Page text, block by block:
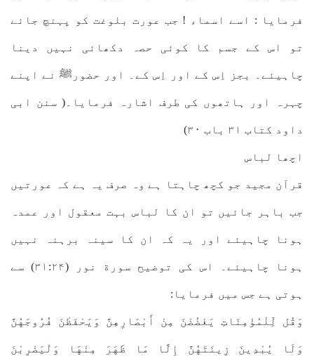
فرمایا : اسے اسماء ! جب عورت بلوغت کو پہنچ جائے
تو اس کے جسم کا کوئی حصہ دکھائی نہیں دینا
چاہیئے۔ بجز اِس کے اور اِس کے۔ اور حضورﷺ نے اپنے
چہرہ اور ہاتھوں کی طرف اشارہ فرمایا۔( سنن ابی
داود کتاب ۳۱ باب ۳۰)
اچھا لباس
قرآن مجید جو کچھ چاہتا ہے وہ صرف یہ ہے کہ عورتیں
جب باہر جائیں تو ان کا لباس بہت معقول اور عمدہ
ہونا چاہیئے اور یہ کہ ان کا سینہ برہنہ نہیں
ہونا چاہیئے۔ اس کی توضیح سورة نور (۳۱:۲۴) سے
ہوتی ہے جس میں فرمایا:
وَقُل لِّلْمُؤْمِنَاتِ يَغْضُضْنَ مِنْ أَبْصَارِهِنَّ وَيَحْفَظْنَ فُرُوجَهُنَّ
وَلَا يُبْدِينَ زِينَتَهُنَّ إِلَّا مَا ظَهَرَ مِنْهَا وَلْيَضْرِبْنَ